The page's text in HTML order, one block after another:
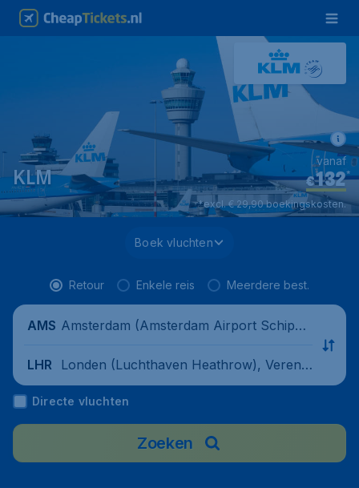
KLM €132*
vanaf
*excl. € 29,90 boekingskosten.
Boek vluchten
Retour Enkele reis Meerdere best.
AMS Amsterdam (Amsterdam Airport Schipho
LHR
Londen (Luchthaven Heathrow), Verenig
d Koninkrijk
Directe vluchten
Zoeken